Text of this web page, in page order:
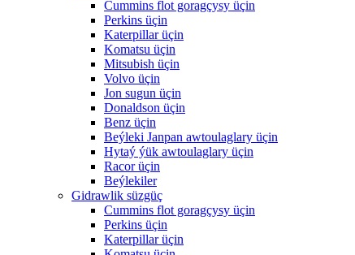
Cummins flot goragçysy üçin
Perkins üçin
Katerpillar üçin
Komatsu üçin
Mitsubish üçin
Volvo üçin
Jon sugun üçin
Donaldson üçin
Benz üçin
Beýleki Janpan awtoulaglary üçin
Hytaý ýük awtoulaglary üçin
Racor üçin
Beýlekiler
Gidrawlik süzgüç
Cummins flot goragçysy üçin
Perkins üçin
Katerpillar üçin